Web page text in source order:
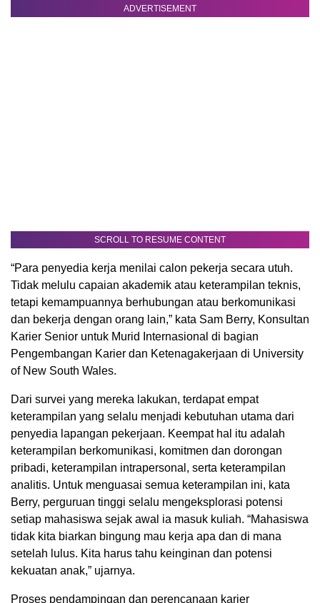
ADVERTISEMENT
SCROLL TO RESUME CONTENT
“Para penyedia kerja menilai calon pekerja secara utuh.
Tidak melulu capaian akademik atau keterampilan teknis,
tetapi kemampuannya berhubungan atau berkomunikasi
dan bekerja dengan orang lain,” kata Sam Berry, Konsultan
Karier Senior untuk Murid Internasional di bagian
Pengembangan Karier dan Ketenagakerjaan di University
of New South Wales.
Dari survei yang mereka lakukan, terdapat empat
keterampilan yang selalu menjadi kebutuhan utama dari
penyedia lapangan pekerjaan. Keempat hal itu adalah
keterampilan berkomunikasi, komitmen dan dorongan
pribadi, keterampilan intrapersonal, serta keterampilan
analitis. Untuk menguasai semua keterampilan ini, kata
Berry, perguruan tinggi selalu mengeksplorasi potensi
setiap mahasiswa sejak awal ia masuk kuliah. “Mahasiswa
tidak kita biarkan bingung mau kerja apa dan di mana
setelah lulus. Kita harus tahu keinginan dan potensi
kekuatan anak,” ujarnya.
Proses pendampingan dan perencanaan karier